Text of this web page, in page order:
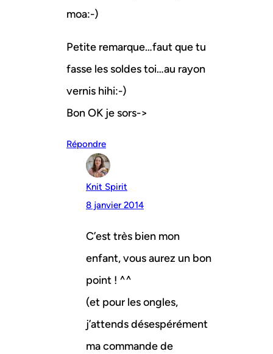
moa:-)
Petite remarque…faut que tu
fasse les soldes toi…au rayon
vernis hihi:-)
Bon OK je sors->
Répondre
Knit Spirit
8 janvier 2014
C’est très bien mon
enfant, vous aurez un bon
point ! ^^
(et pour les ongles,
j’attends désespérément
ma commande de